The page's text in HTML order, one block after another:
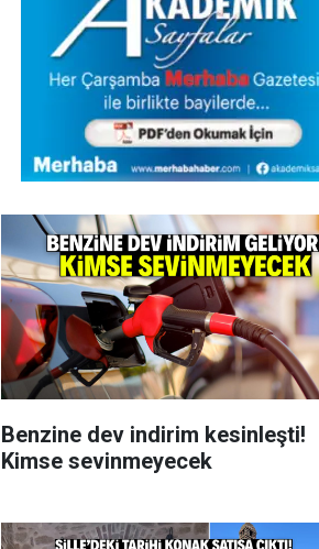
Benzine dev indirim kesinleşti!
Kimse sevinmeyecek